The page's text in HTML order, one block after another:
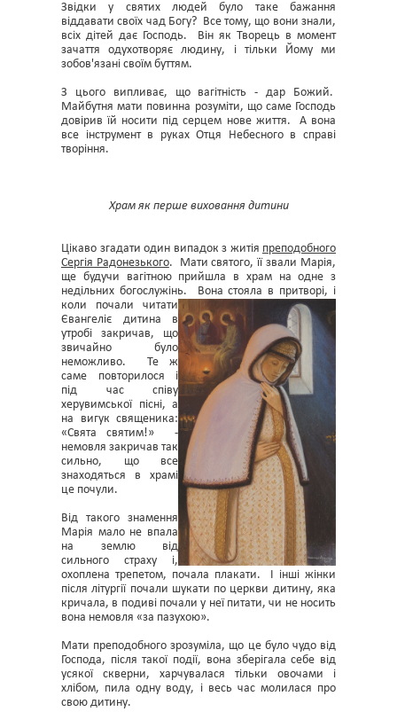
Звідки у святих людей було таке бажання
віддавати своїх чад Богу? Все тому, що вони знали,
всіх дітей дає Господь. Він як Творець в момент
зачаття одухотворяє людину, і тільки Йому ми
зобов'язані своїм буттям.
З цього випливає, що вагітність - дар Божий.
Майбутня мати повинна розуміти, що саме Господь
довірив їй носити під серцем нове життя. А вона
все інструмент в руках Отця Небесного в справі
творіння.
Храм як перше виховання дитини
Цікаво згадати один випадок з житія преподобного
Сергія Радонезького. Мати святого, її звали Марія,
ще будучи вагітною прийшла в храм на одне з
недільних богослужінь. Вонастояла в притворі, і
коли почали читати
Євангеліє дитина в
утробі закричав, що
звичайно було
неможливо. Те ж
саме повторилося і
під час співу
херувимської пісні, а
на вигук священика:
«Свята святим!» -
немовля закричав так
сильно, що все
знаходяться в храмі
це почули.
Від такого знамення
Марія мало не впала
на землю від
сильного страху і,
охоплена трепетом, почала плакати. І інші жінки
після літургії почали шукати по церкви дитину, яка
кричала, в подиві почали у неї питати, чи не носить
вона немовля «за пазухою».
Мати преподобного зрозуміла, що це було чудо від
Господа, після такої події, вона зберігала себе від
усякої скверни, харчувалася тільки овочами і
хлібом, пила одну воду, і весь час молилася про
свою дитину.